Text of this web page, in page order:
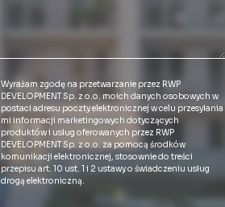
Wyrażam zgodę na przetwarzanie przez RWP
DEVELOPMENT Sp. z o.o. moich danych osobowych w
postaci adresu poczty elektronicznej w celu przesyłania
mi informacji marketingowych dotyczących
produktów i usług oferowanych przez RWP
DEVELOPMENT Sp. z o.o. za pomocą środków
komunikacji elektronicznej, stosownie do treści
przepisu art. 10 ust. 1 i 2 ustawy o świadczeniu usług
drogą elektroniczną.